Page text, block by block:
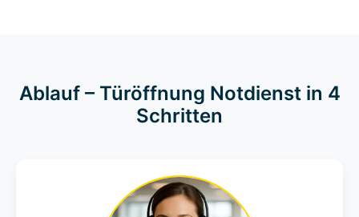
Ablauf – Türöffnung Notdienst in 4
Schritten